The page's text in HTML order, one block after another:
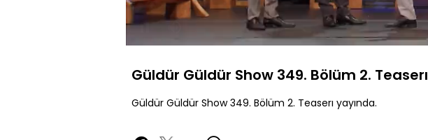
Yüklendi:
45.90%
Güldür Güldür Show 349. Bölüm 2. Teaserı
Güldür Güldür Show 349. Bölüm 2. Teaserı yayında.